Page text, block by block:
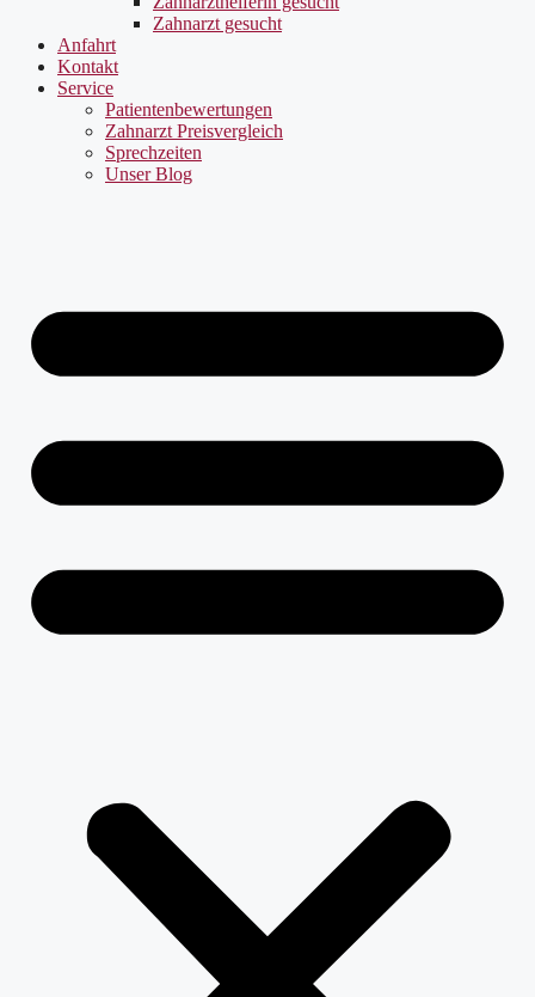
Zahnarzt gesucht
Anfahrt
Kontakt
Service
Patientenbewertungen
Zahnarzt Preisvergleich
Sprechzeiten
Unser Blog